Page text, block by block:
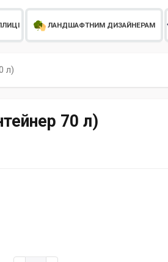
ЛАНДШАФТНИМ ДИЗАЙНЕРАМ
л)
70 л)